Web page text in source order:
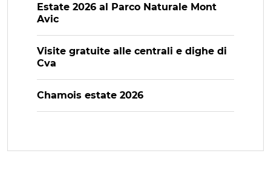
Estate 2026 al Parco Naturale Mont
Avic
Visite gratuite alle centrali e dighe di
Cva
Chamois estate 2026